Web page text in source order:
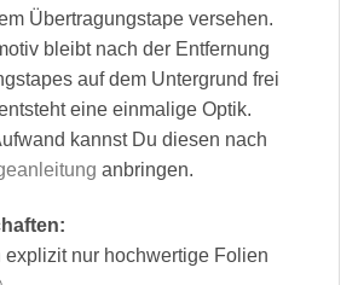
Übertragungstape versehen.
bleibt nach der Entfernung
auf dem Untergrund frei
eine einmalige Optik.
kannst Du diesen nach
anbringen.
explizit nur hochwertige Folien